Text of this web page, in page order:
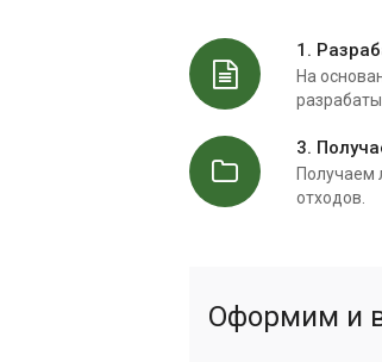
1.
На
3.
Получаем
отходов.
Оформим и